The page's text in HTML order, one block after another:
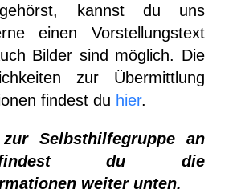
kannst du uns
einen Vorstellungstext
Bilder sind möglich. Die
zur Übermittlung
findest du hier.
Selbsthilfegruppe an
du die
weiter unten.